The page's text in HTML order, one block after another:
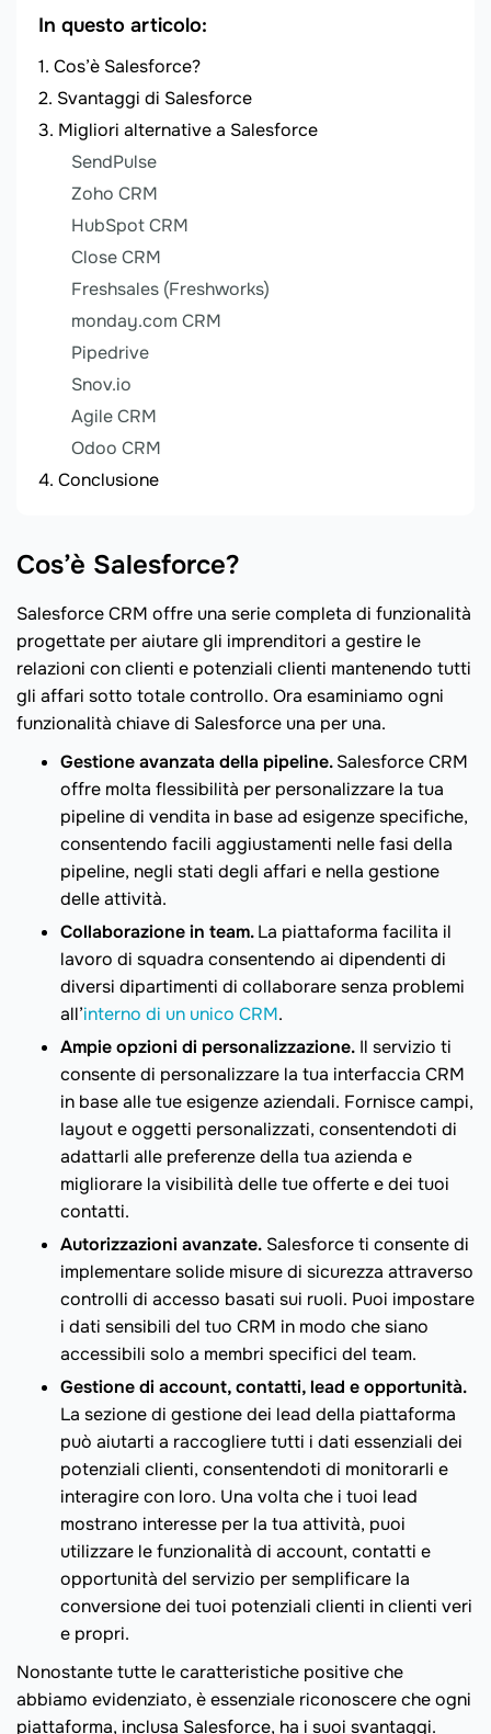
In questo articolo:
Cos’è Salesforce?
Svantaggi di Salesforce
Migliori alternative a Salesforce
SendPulse
Zoho CRM
HubSpot CRM
Close CRM
Freshsales (Freshworks)
monday.com CRM
Pipedrive
Snov.io
Agile CRM
Odoo CRM
Conclusione
Cos’è Salesforce?
Salesforce CRM offre una serie completa di funzionalità
progettate per aiutare gli imprenditori a gestire le
relazioni con clienti e potenziali clienti mantenendo tutti
gli affari sotto totale controllo. Ora esaminiamo ogni
funzionalità chiave di Salesforce una per una.
Gestione avanzata della pipeline.Salesforce CRM
offre molta flessibilità per personalizzare la tua
pipeline di vendita in base ad esigenze specifiche,
consentendo facili aggiustamenti nelle fasi della
pipeline, negli stati degli affari e nella gestione
delle attività.
Collaborazione in team.La piattaforma facilita il
lavoro di squadra consentendo ai dipendenti di
diversi dipartimenti di collaborare senza problemi
all’interno di un unico CRM.
Ampie opzioni di personalizzazione. Il servizio ti
consente di personalizzare la tua interfaccia CRM
in base alle tue esigenze aziendali. Fornisce campi,
layout e oggetti personalizzati, consentendoti di
adattarli alle preferenze della tua azienda e
migliorare la visibilità delle tue offerte e dei tuoi
contatti.
Autorizzazioni avanzate. Salesforce ti consente di
implementare solide misure di sicurezza attraverso
controlli di accesso basati sui ruoli. Puoi impostare
i dati sensibili del tuo CRM in modo che siano
accessibili solo a membri specifici del team.
Gestione di account, contatti, lead e opportunità.
La sezione di gestione dei lead della piattaforma
può aiutarti a raccogliere tutti i dati essenziali dei
potenziali clienti, consentendoti di monitorarli e
interagire con loro. Una volta che i tuoi lead
mostrano interesse per la tua attività, puoi
utilizzare le funzionalità di account, contatti e
opportunità del servizio per semplificare la
conversione dei tuoi potenziali clienti in clienti veri
e propri.
Nonostante tutte le caratteristiche positive che
abbiamo evidenziato, è essenziale riconoscere che ogni
piattaforma, inclusa Salesforce, ha i suoi svantaggi.